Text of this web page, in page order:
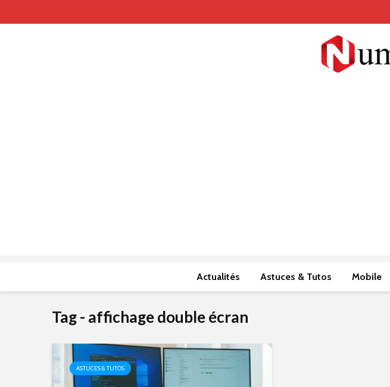
Actualités Astuces & Tutos Mobile
Tag - affichage double écran
ASTUCES & TUTOS